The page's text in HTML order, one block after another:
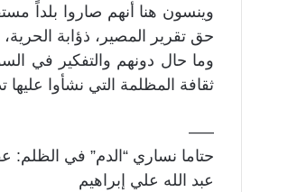
وينسون هنا أنهم صاروا بلداً
حق تقرير المصير، ذؤابة الحرية، في
وما حال دونهم والتفكير في
ثقافة المظلمة التي نشأوا عليها
—–
حتاما نساري “الدم” في الظلم:
عبد الله علي إبراهيم